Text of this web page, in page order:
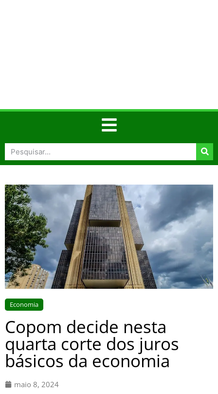
Economia
Copom decide nesta
quarta corte dos juros
básicos da economia
maio 8, 2024